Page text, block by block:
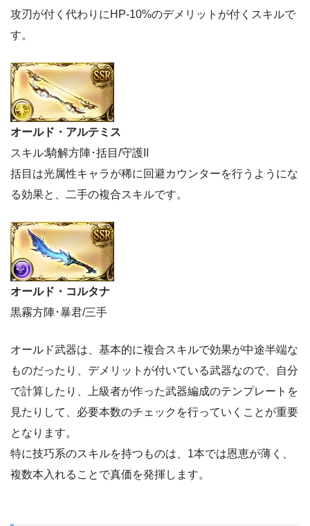
攻刃が付く代わりにHP-10%のデメリットが付くスキルで
す。
オールド・アルテミス
スキル:騎解方陣･括目/守護II
括目は光属性キャラが稀に回避カウンターを行うようにな
る効果と、二手の複合スキルです。
オールド・コルタナ
黒霧方陣･暴君/三手
オールド武器は、基本的に複合スキルで効果が中途半端な
ものだったり、デメリットが付いている武器なので、自分
で計算したり、上級者が作った武器編成のテンプレートを
見たりして、必要本数のチェックを行っていくことが重要
となります。
特に技巧系のスキルを持つものは、1本では恩恵が薄く、
複数本入れることで真価を発揮します。